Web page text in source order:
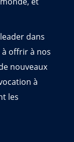
dans
offrir à nos
nouveaux
à
les